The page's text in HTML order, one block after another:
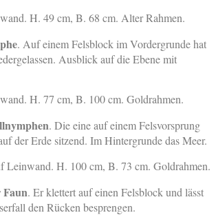
H. 49 cm, B. 68 cm. Alter Rahmen.
. Auf einem Felsblock im Vordergrunde hat
Ausblick auf die Ebene mit
H. 77 cm, B. 100 cm. Goldrahmen.
. Die eine auf einem Felsvorsprung
der Erde sitzend. Im Hintergrunde das Meer.
Leinwand. H. 100 cm, B. 73 cm. Goldrahmen.
Faun. Er klettert auf einen Felsblock und lässt
den Rücken besprengen.